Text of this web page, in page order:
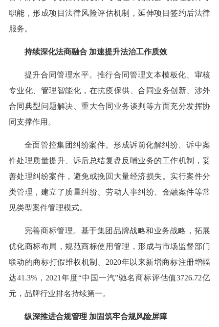
职能，形成项目法律风险评估机制，延伸项目签约后法律
服务。
持续深化法商融合 加速提升法治工作质效
提升合同管理水平。推行合同管理文本模板化、审核
专业化、管理智能化，在抗疫保供、合同业务创新、涉外
合同典型问题解决、重大合同业务谈判等方面充分发挥协
同支撑作用。
全面管控集团纠纷案件。形成诉前化解纠纷、诉中案
件处理质量提升、诉后总结复盘反哺业务的工作机制，妥
善处理纠纷案件，避免或挽回大量经济损失。实行案件分
类管理，建立了质量纠纷、劳动人事纠纷、金融案件等常
见类型案件管理模式。
完善商标管理。基于集团品牌战略和业务战略，拓展
优化商标布局，规范商标使用管理，形成与市场监督部门
联动的商标打假维权机制。2020年以来新增商标注册增幅
达41.3%，2021年度“中国一汽”驰名商标评估值3726.72亿
元，品牌行业排名持续第一。
纵深推进合规管理 加固筑牢合规风险屏障